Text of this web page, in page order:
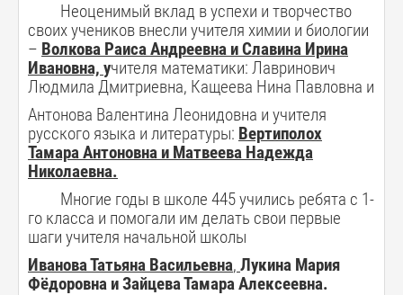
Неоценимый вклад в успехи и творчество
своих учеников внесли учителя химии и биологии
– Волкова Раиса Андреевна и Славина Ирина
Ивановна, учителя математики: Лавринович
Людмила Дмитриевна, Кащеева Нина Павловна и
Антонова Валентина Леонидовна и учителя
русского языка и литературы: Вертиполох
Тамара Антоновна и Матвеева Надежда
Николаевна.
Многие годы в школе 445 учились ребята с 1-
го класса и помогали им делать свои первые
шаги учителя начальной школы
Иванова Татьяна Васильевна, Лукина Мария
Фёдоровна и Зайцева Тамара Алексеевна.